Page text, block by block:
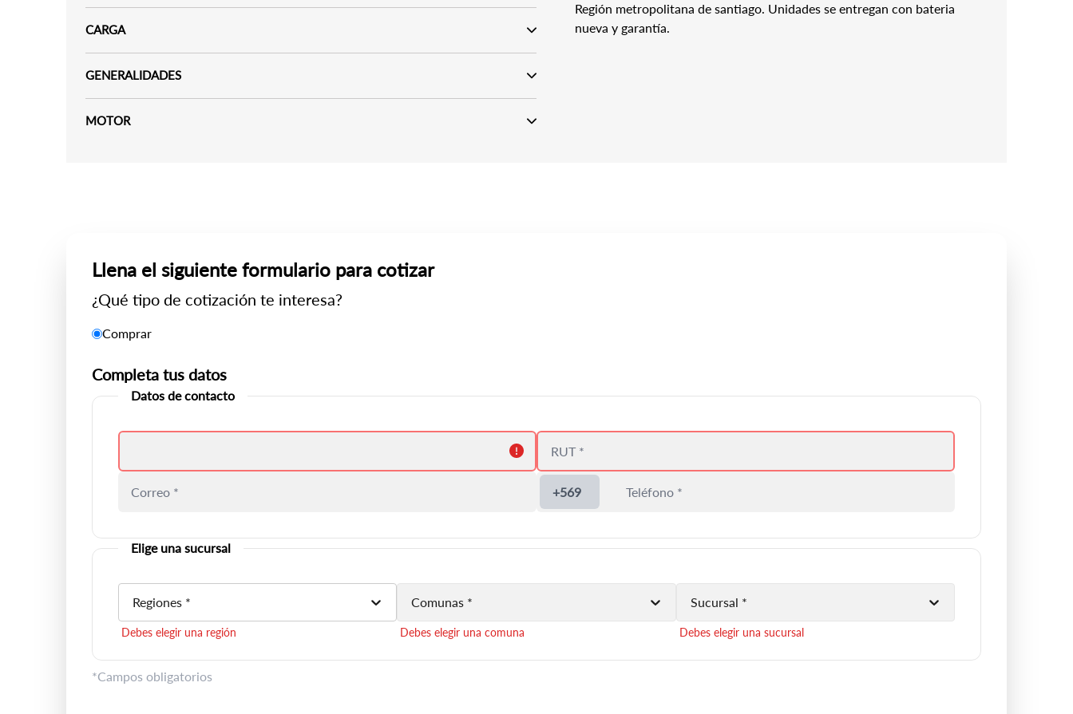
CARGA
GENERALIDADES
MOTOR
Región metropolitana de santiago. Unidades se entregan con bateria
nueva y garantía.
Llena el siguiente formulario para cotizar
¿Qué tipo de cotización te interesa?
Comprar
Completa tus datos
Datos de contacto
+569
Elige una sucursal
Regiones *
Debes elegir una región
Comunas *
Debes elegir una comuna
Sucursal *
Debes elegir una sucursal
*Campos obligatorios